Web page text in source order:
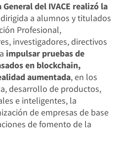
del IVACE realizó la
dirigida a alumnos y titulados
Profesional,
investigadores, directivos
impulsar pruebas de
en blockchain,
aumentada, en los
desarrollo de productos,
e inteligentes, la
de empresas de base
de fomento de la